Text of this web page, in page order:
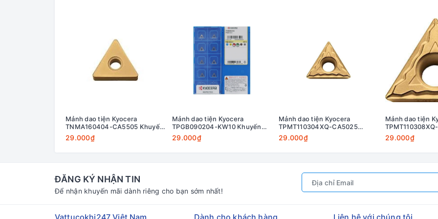
Mảnh dao tiện Kyocera
TNMA160404-CA5505 Khuyến
mãi
29.000₫
Mảnh dao tiện Kyocera
TPGB090204-KW10 Khuyến
mãi
29.000₫
Mảnh dao tiện Kyocera
TPMT110304XQ-CA5025
Khuyến mãi
29.000₫
Mảnh dao tiện
Khuyến mãi
29.000₫
ĐĂNG KÝ NHẬN TIN
Để nhận khuyến mãi dành riêng cho bạn sớm nhất!